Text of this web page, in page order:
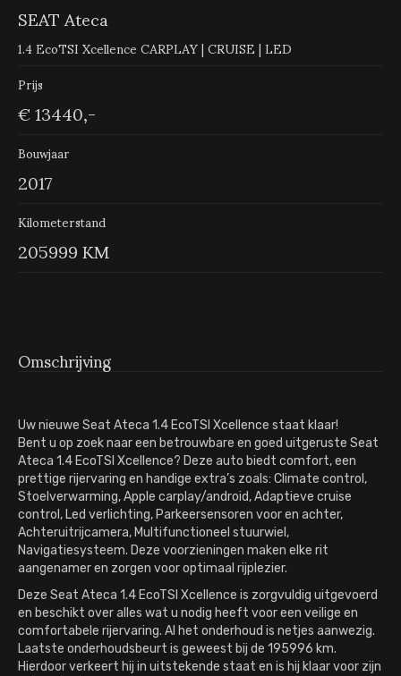
SEAT Ateca
1.4 EcoTSI Xcellence CARPLAY | CRUISE | LED
Prijs
€ 13440,-
Bouwjaar
2017
Kilometerstand
205999 KM
Omschrijving
Uw nieuwe Seat Ateca 1.4 EcoTSI Xcellence staat klaar!
Bent u op zoek naar een betrouwbare en goed uitgeruste Seat
Ateca 1.4 EcoTSI Xcellence? Deze auto biedt comfort, een
prettige rijervaring en handige extra’s zoals: Climate control,
Stoelverwarming, Apple carplay/android, Adaptieve cruise
control, Led verlichting, Parkeersensoren voor en achter,
Achteruitrijcamera, Multifunctioneel stuurwiel,
Navigatiesysteem. Deze voorzieningen maken elke rit
aangenamer en zorgen voor optimaal rijplezier.
Deze Seat Ateca 1.4 EcoTSI Xcellence is zorgvuldig uitgevoerd
en beschikt over alles wat u nodig heeft voor een veilige en
comfortabele rijervaring. Al het onderhoud is netjes aanwezig.
Laatste onderhoudsbeurt is geweest bij de 195996 km.
Hierdoor verkeert hij in uitstekende staat en is hij klaar voor zijn